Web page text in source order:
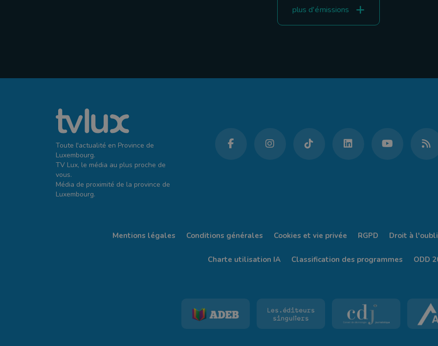
plus d'émissions
Toute l'actualité en Province de
Luxembourg.
TV Lux, le média au plus proche de
vous.
Média de proximité de la province de
Luxembourg.
Mentions légales Conditions générales Cookies et vie privée RGPD Droit à l'oubli
Charte utilisation IA Classification des programmes ODD